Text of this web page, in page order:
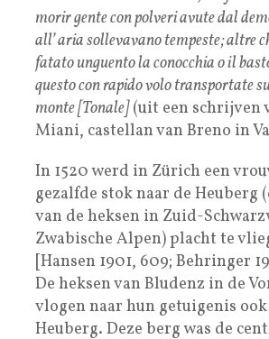
morir gente con polveri avute dal
all’ aria sollevavano tempeste; altre
fatato unguento la conocchia o il
questo con rapido volo transportate
monte [Tonale](uit een schrijven
Miani, castellan van Breno in
In 1520 werd in Zürich een
gezalfde stok naar de Heuberg
van de heksen in Zuid-
Zwabische Alpen) placht te
[Hansen 1901, 609; Behringer
De heksen van Bludenz in de
vlogen naar hun getuigenis
Heuberg. Deze berg was de